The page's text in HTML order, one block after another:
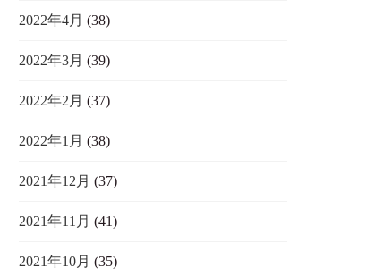
2022年4月 (38)
2022年3月 (39)
2022年2月 (37)
2022年1月 (38)
2021年12月 (37)
2021年11月 (41)
2021年10月 (35)